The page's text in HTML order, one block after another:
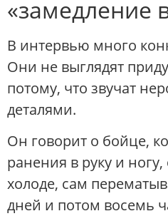
«замедление
В интервью много
Они не выглядят
потому, что звучат
деталями.
Он говорит о бойце,
ранения в руку и
холоде, сам
дней и потом восемь